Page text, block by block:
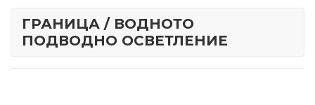
ГРАНИЦА / ВОДНОТО
ПОДВОДНО ОСВЕТЛЕНИЕ